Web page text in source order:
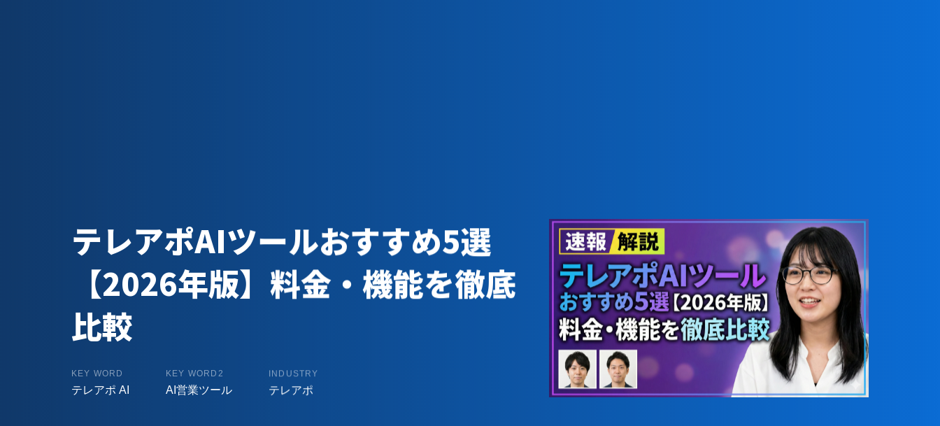
テレアポAIツールおすすめ5選
【2026年版】料金・機能を徹底
比較
KEY WORD
テレアポ AI
KEY WORD2
AI営業ツール
INDUSTRY
テレアポ